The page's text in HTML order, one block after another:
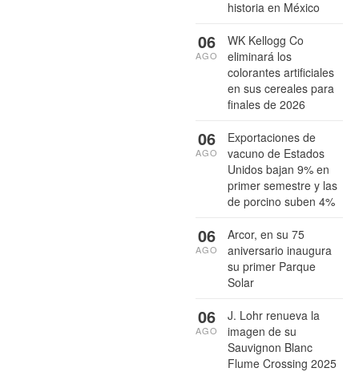
historia en México
WK Kellogg Co
eliminará los
colorantes artificiales
en sus cereales para
finales de 2026
06
AGO
Exportaciones de
vacuno de Estados
Unidos bajan 9% en
primer semestre y las
de porcino suben 4%
06
AGO
Arcor, en su 75
aniversario inaugura
su primer Parque
Solar
06
AGO
J. Lohr renueva la
imagen de su
Sauvignon Blanc
Flume Crossing 2025
06
AGO